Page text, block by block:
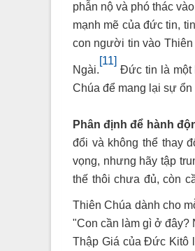
phẫn nộ và phó thác
mạnh mẽ của đức tin,
con người tin vào Thiên
Ngài.
[11]
Đức tin là một
Chúa để mang lại sự
Phân định để hành
đổi và không thể thay
vọng, nhưng hãy tập
thế thôi chưa đủ, còn
Thiên Chúa dành cho
"Con cần làm gì ở đây?
Thập Giá của Đức Kitô